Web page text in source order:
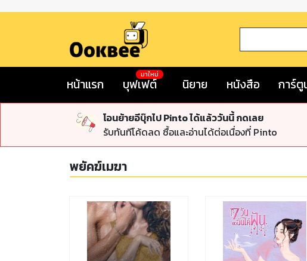
หน้าแรก บุฟเฟต์
มาใหม่
นิยาย หนังสือ การ์ตู
โอนย้ายอีบุ๊กไป Pinto ได้แล้ววันนี้ กดเลย
รับทันทีโค้ดลด ซื้อและอ่านได้ต่อเนื่องที่ Pinto
พยัคฆ์เมฆา